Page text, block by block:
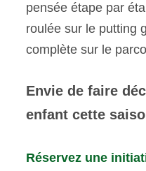
pensée étape par
roulée sur le putting
complète sur le
Envie de faire
enfant cette
Réservez une